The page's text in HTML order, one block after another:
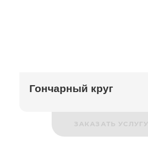
Гончарный круг
ЗАКАЗАТЬ УСЛУГУ